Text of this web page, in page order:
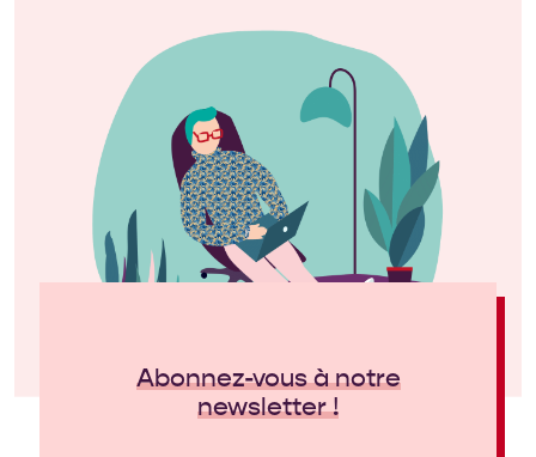
Abonnez-vous à notre
newsletter !